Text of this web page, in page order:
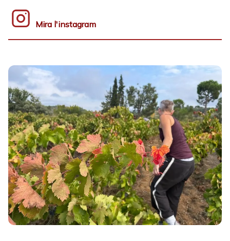
Mira l'instagram